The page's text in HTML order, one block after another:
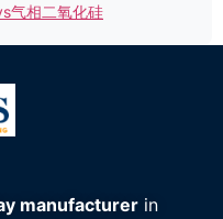
气相二氧化硅
manufacturer in